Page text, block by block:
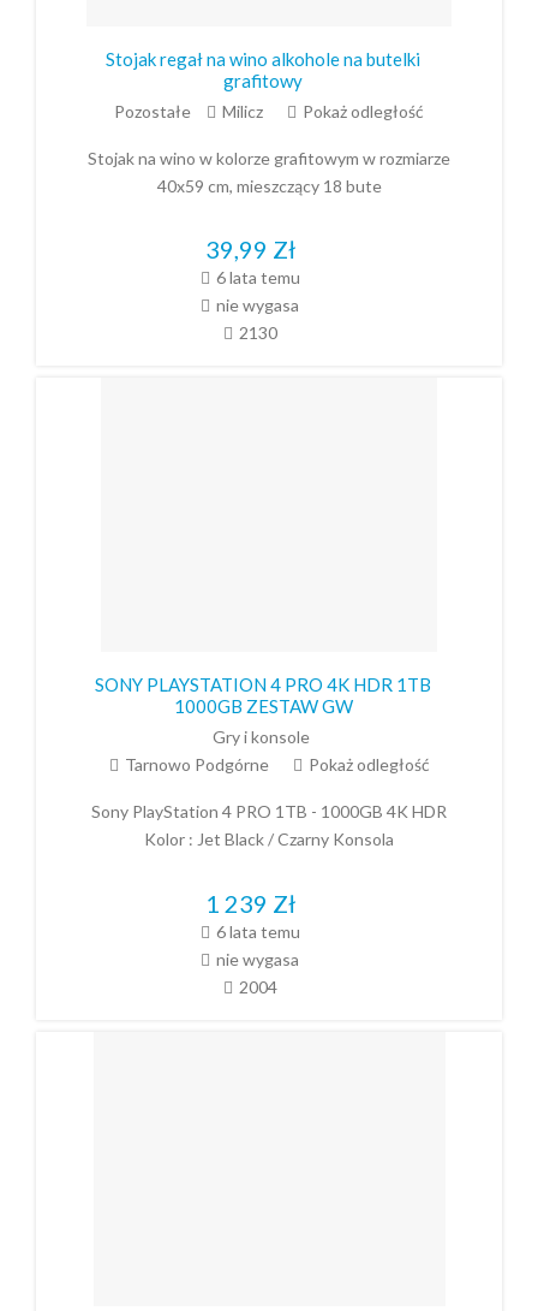
Stojak regał na wino alkohole na butelki
grafitowy
Pozostałe Milicz Pokaż odległość
Stojak na wino w kolorze grafitowym w rozmiarze
40x59 cm, mieszczący 18 bute
39,99 Zł
6 lata temu
nie wygasa
2130
SONY PLAYSTATION 4 PRO 4K HDR 1TB
1000GB ZESTAW GW
Gry i konsole
Tarnowo Podgórne
Pokaż odległość
Sony PlayStation 4 PRO 1TB - 1000GB 4K HDR
Kolor : Jet Black / Czarny Konsola
1 239 Zł
6 lata temu
nie wygasa
2004